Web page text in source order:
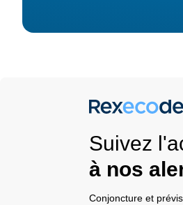
Suivez
à nos
Conjoncture et